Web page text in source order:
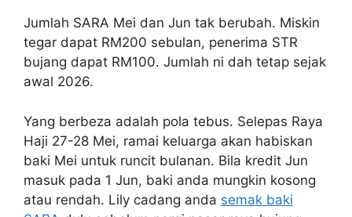
Jumlah SARA Mei dan Jun tak berubah. Miskin
tegar dapat RM200 sebulan, penerima STR
bujang dapat RM100. Jumlah ni dah tetap sejak
awal 2026.
Yang berbeza adalah pola tebus. Selepas Raya
Haji 27-28 Mei, ramai keluarga akan habiskan
baki Mei untuk runcit bulanan. Bila kredit Jun
masuk pada 1 Jun, baki anda mungkin kosong
atau rendah. Lily cadang anda semak baki